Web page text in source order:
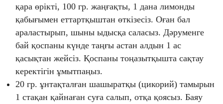
қара өрікті, 100 гр. жаңғақты, 1 дана лимонды
қабығымен еттартқыштан өткізесіз. Оған бал
араластырып, шыны ыдысқа саласыз. Дәруменге
бай қоспаны күнде таңғы астан алдын 1 ас
қасықтан жейсіз. Қоспаны тоңазытқышта сақтау
керектігін ұмытпаңыз.
20 гр. ұнтақталған шашыратқы (цикорий) тамырын
1 стақан қайнаған суға салып, отқа қоясыз. Баяу